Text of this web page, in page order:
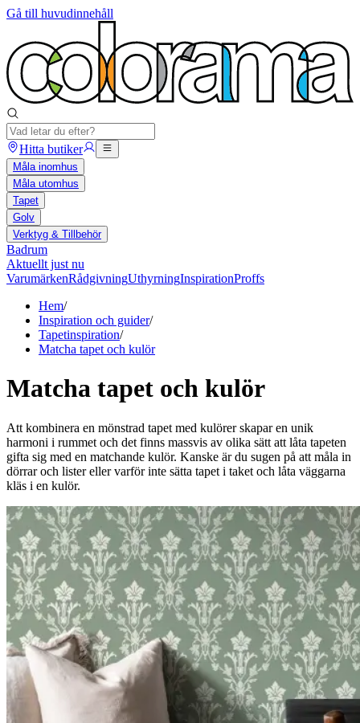
Gå till huvudinnehåll
Hitta butiker
Måla inomhus
Måla utomhus
Tapet
Golv
Verktyg & Tillbehör
Badrum
Aktuellt just nu
VarumärkenRådgivningUthyrningInspirationProffs
Hem/
Inspiration och guider/
Tapetinspiration/
Matcha tapet och kulör
Matcha tapet och kulör
Att kombinera en mönstrad tapet med kulörer skapar en unik
harmoni i rummet och det finns massvis av olika sätt att låta tapeten
gifta sig med en matchande kulör. Kanske är du sugen på att måla in
dörrar och lister eller varför inte sätta tapet i taket och låta väggarna
kläs i en kulör.